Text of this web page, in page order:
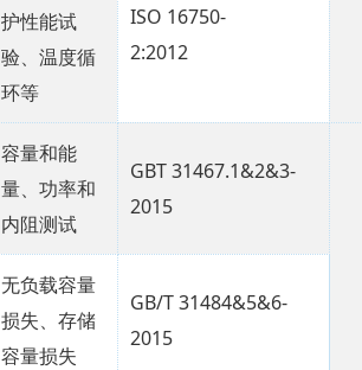
护性能试
验、温度循
环等
ISO 16750-
2:2012
容量和能
量、功率和
内阻测试
GBT 31467.1&2&3-
2015
无负载容量
损失、存储
容量损失
GB/T 31484&5&6-
2015